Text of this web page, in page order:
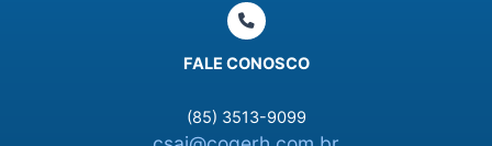
FALE CONOSCO
(85) 3513-9099